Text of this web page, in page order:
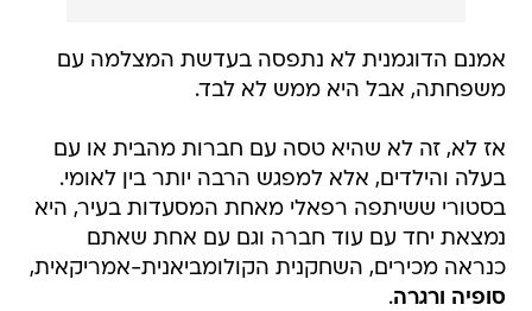
אמנם הדוגמנית לא נתפסה בעדשת המצלמה עם
משפחתה, אבל היא ממש לא לבד.
אז לא, זה לא שהיא טסה עם חברות מהבית או עם
בעלה והילדים, אלא למפגש הרבה יותר בין לאומי.
בסטורי ששיתפה רפאלי מאחת המסעדות בעיר, היא
נמצאת יחד עם עוד חברה וגם עם אחת שאתם
כנראה מכירים, השחקנית הקולומביאנית-אמריקאית,
סופיה ורגרה.